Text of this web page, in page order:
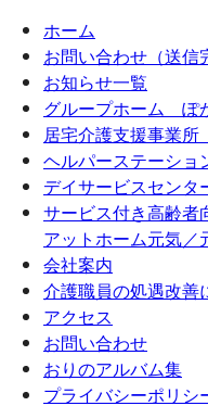
ホーム
お問い合わせ（送信
お知らせ一覧
グループホーム ぽ
居宅介護支援事業
ヘルパーステーシ
デイサービスセン
サービス付き高齢者
アットホーム元気／
会社案内
介護職員の処遇改善
アクセス
お問い合わせ
おりのアルバム集
プライバシーポリシ